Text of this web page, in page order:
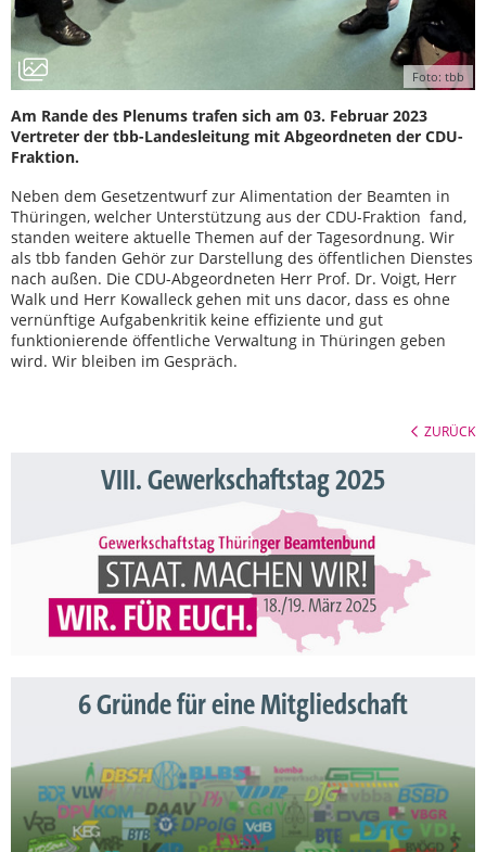
Foto: tbb
Am Rande des Plenums trafen sich am 03. Februar 2023
Vertreter der tbb-Landesleitung mit Abgeordneten der CDU-
Fraktion.
Neben dem Gesetzentwurf zur Alimentation der Beamten in
Thüringen, welcher Unterstützung aus der CDU-Fraktion fand,
standen weitere aktuelle Themen auf der Tagesordnung. Wir
als tbb fanden Gehör zur Darstellung des öffentlichen Dienstes
nach außen. Die CDU-Abgeordneten Herr Prof. Dr. Voigt, Herr
Walk und Herr Kowalleck gehen mit uns dacor, dass es ohne
vernünftige Aufgabenkritik keine effiziente und gut
funktionierende öffentliche Verwaltung in Thüringen geben
wird. Wir bleiben im Gespräch.
ZURÜCK
VIII. Gewerkschaftstag 2025
6 Gründe für eine Mitgliedschaft